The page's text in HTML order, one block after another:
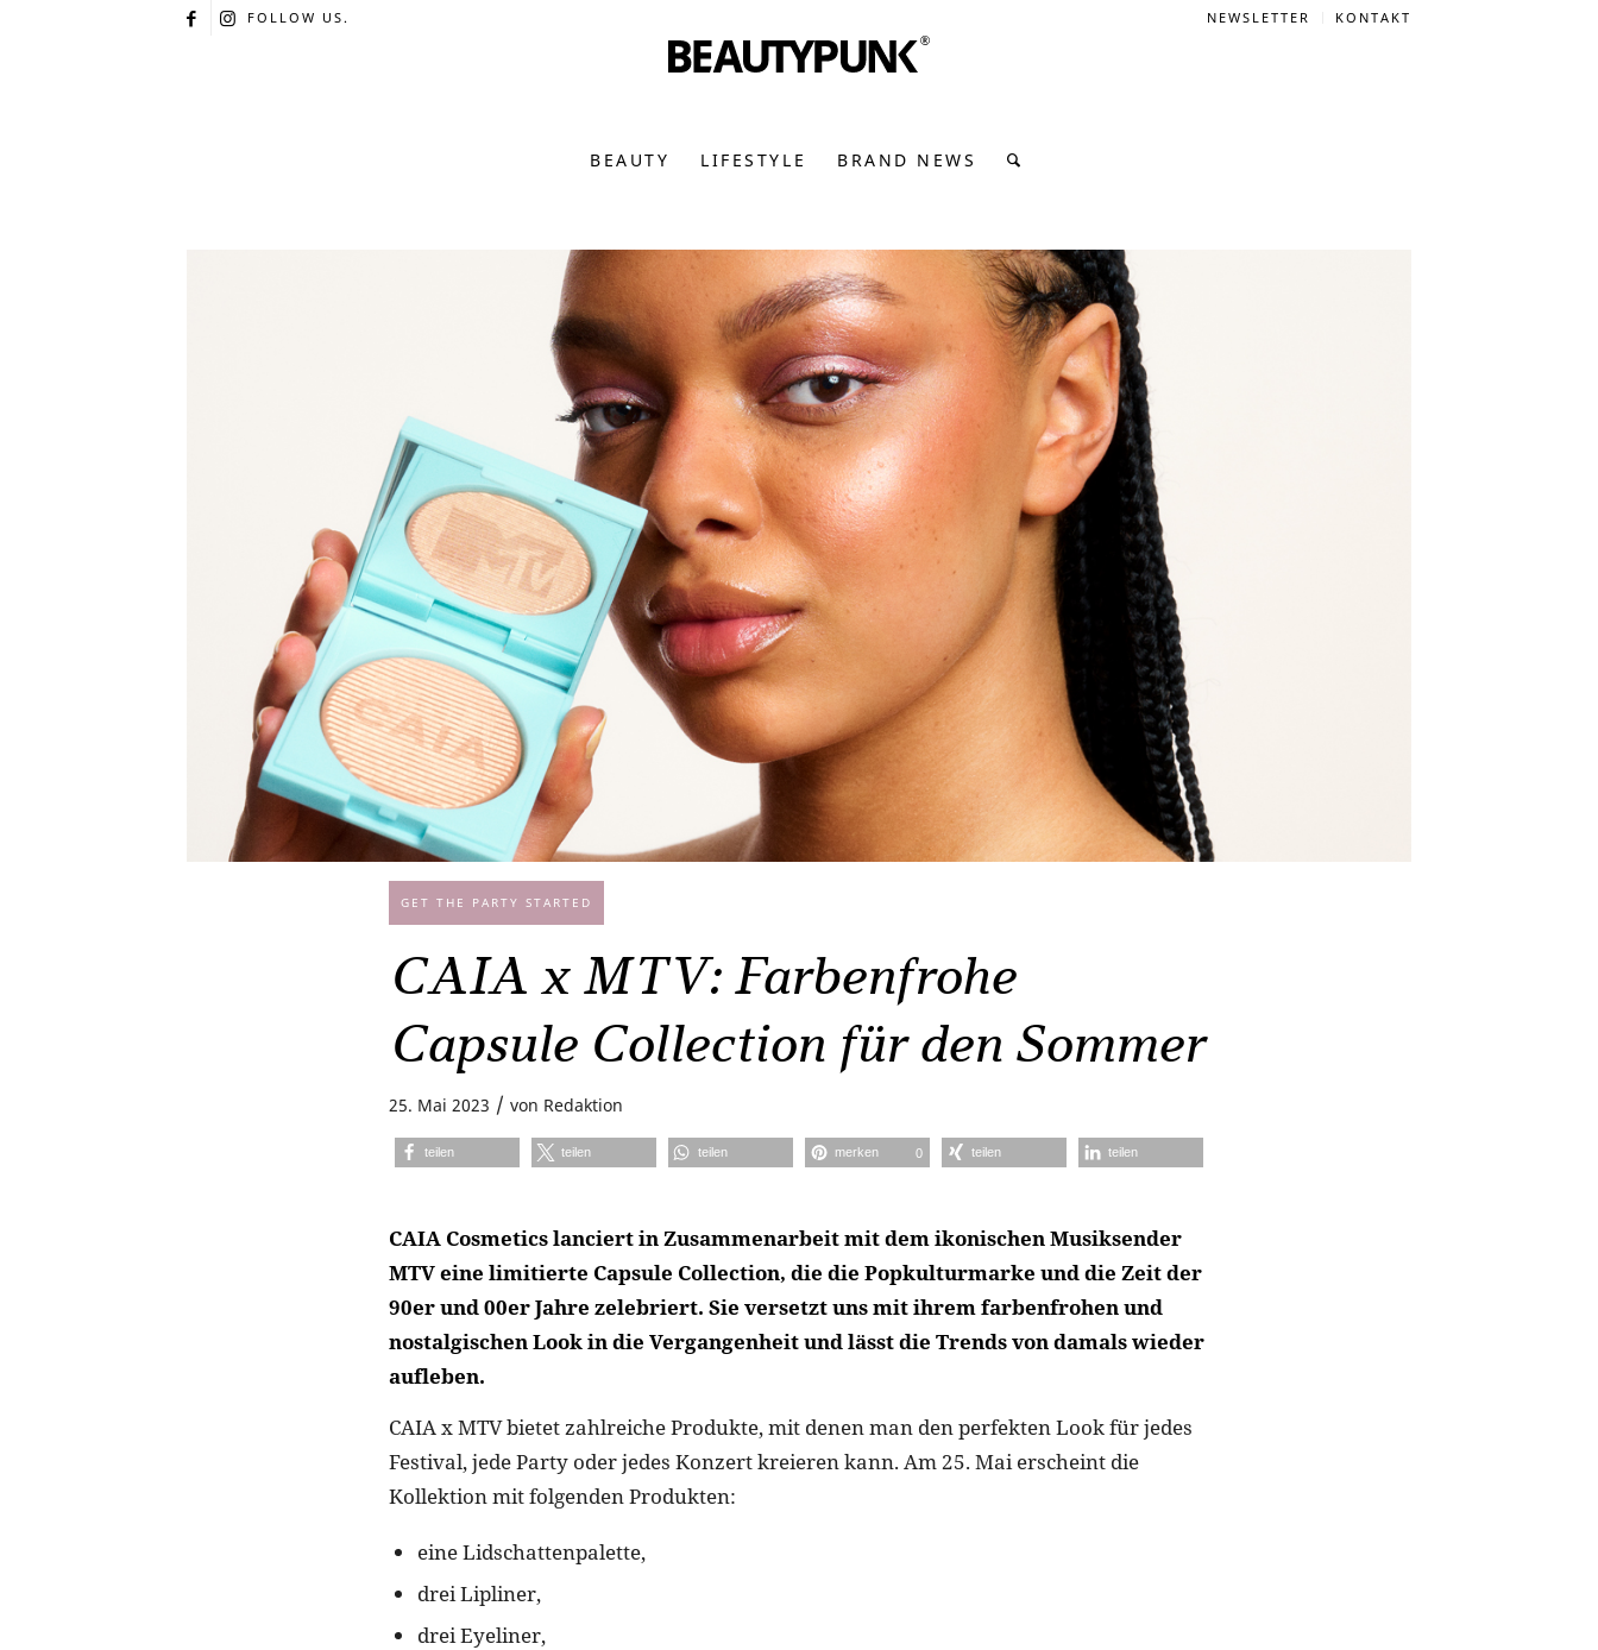
NEWSLETTER KONTAKT
FOLLOW US.
BEAUTY LIFESTYLE BRAND NEWS
GET THE PARTY STARTED
CAIA x MTV: Farbenfrohe
Capsule Collection für den Sommer
25. Mai 2023 / von Redaktion
teilen teilen teilen merken 0 teilen teilen
CAIA Cosmetics lanciert in Zusammenarbeit mit dem ikonischen Musiksender
MTV eine limitierte Capsule Collection, die die Popkulturmarke und die Zeit der
90er und 00er Jahre zelebriert. Sie versetzt uns mit ihrem farbenfrohen und
nostalgischen Look in die Vergangenheit und lässt die Trends von damals wieder
aufleben.
CAIA x MTV bietet zahlreiche Produkte, mit denen man den perfekten Look für jedes
Festival, jede Party oder jedes Konzert kreieren kann. Am 25. Mai erscheint die
Kollektion mit folgenden Produkten:
eine Lidschattenpalette,
drei Lipliner,
drei Eyeliner,